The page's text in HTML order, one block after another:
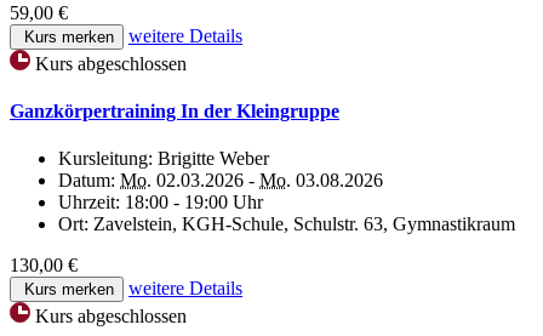
59,00 €
Kurs merken
weitere Details
Kurs abgeschlossen
Ganzkörpertraining In der Kleingruppe
Kursleitung: Brigitte Weber
Datum: Mo. 02.03.2026 - Mo. 03.08.2026
Uhrzeit: 18:00 - 19:00 Uhr
Ort: Zavelstein, KGH-Schule, Schulstr. 63, Gymnastikraum
130,00 €
Kurs merken
weitere Details
Kurs abgeschlossen